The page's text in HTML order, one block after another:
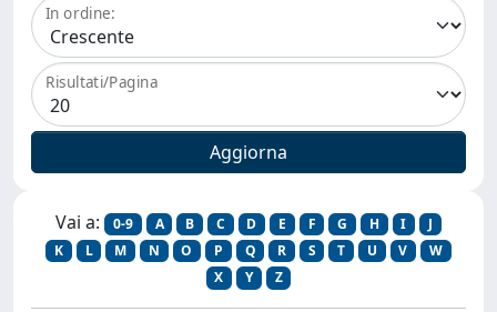
In ordine:
Risultati/Pagina
Vai a: 0-9 A B C D E F G H I
J
K
L M N O P Q R S T U V
W
X
Y Z